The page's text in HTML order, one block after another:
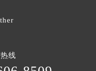
通辽市科尔沁区明仁大街
乌海市海勃湾区人民南路
乌兰察布市集宁区恩和大
锡林郭勒盟市锡林浩特市
兴安盟市乌兰浩特市兴安
线